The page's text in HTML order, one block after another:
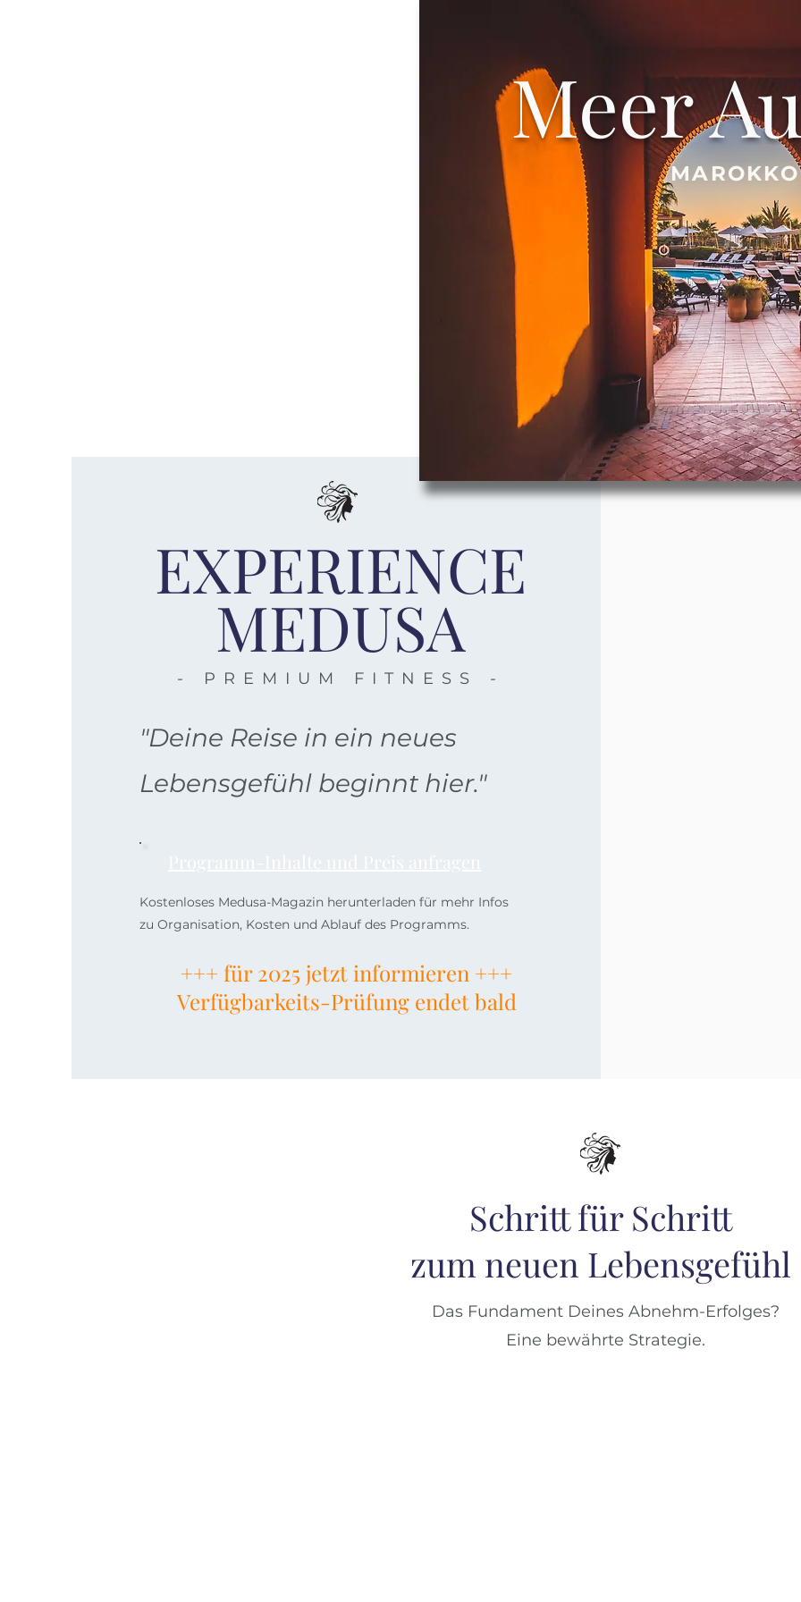
Schritt für Schritt
zum neuen Lebensgefühl
Das Fundament Deines Abnehm-Erfolges?
Eine bewährte Strategie.
EXPERIENCE
MEDUSA
"Deine Reise in ein neues
Lebensgefühl beginnt hier."
- PREMIUM FITNESS -
Kostenloses Medusa-Magazin herunterladen für mehr Infos
zu Organisation, Kosten und Ablauf des Programms.
+++ für 2025 jetzt informieren +++
Verfügbarkeits-Prüfung endet bald
Meer
MAROKKO